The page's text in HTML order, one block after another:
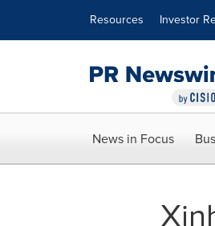
Resources Investor
News in Focus